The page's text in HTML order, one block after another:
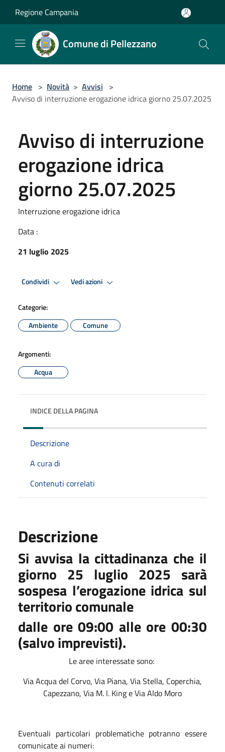
Regione Campania
Comune di Pellezzano
Home > Novità > Avvisi >
Avviso di interruzione erogazione idrica giorno 25.07.2025
Avviso di interruzione
erogazione idrica
giorno 25.07.2025
Interruzione erogazione idrica
Data :
21 luglio 2025
Condividi Vedi azioni
Categorie:
Ambiente
Comune
Argomenti:
Acqua
INDICE DELLA PAGINA
Descrizione
A cura di
Contenuti correlati
Descrizione
Si avvisa la cittadinanza che il
giorno 25 luglio 2025 sarà
sospesa l’erogazione idrica sul
territorio comunale
dalle ore 09:00 alle ore 00:30
(salvo imprevisti).
Le aree interessate sono:
Via Acqua del Corvo, Via Piana, Via Stella, Coperchia,
Capezzano, Via M. l. King e Via Aldo Moro
Eventuali particolari problematiche potranno essere
comunicate ai numeri: